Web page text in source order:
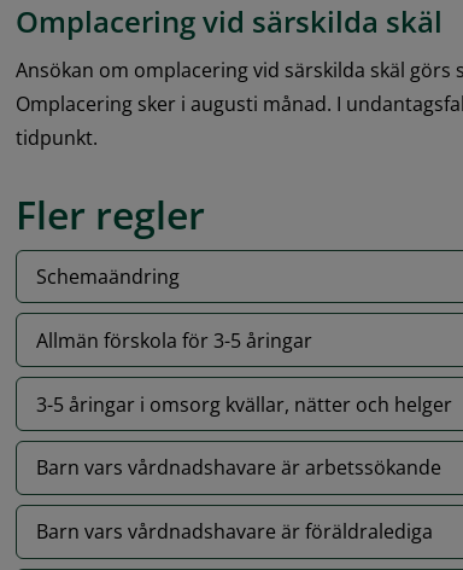
Omplacering vid särskilda skäl
Ansökan om omplacering vid särskilda skäl görs
Omplacering sker i augusti månad. I
tidpunkt.
Fler regler
Schemaändring
Allmän förskola för 3-5 åringar
3-5 åringar i omsorg kvällar, nätter och helger
Barn vars vårdnadshavare är arbetssökande
Barn vars vårdnadshavare är föräldralediga